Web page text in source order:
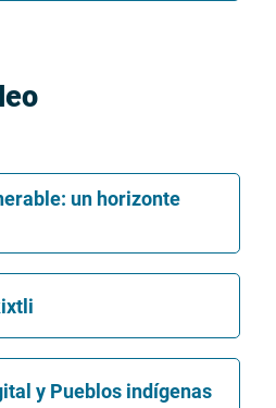
un horizonte
y Pueblos indígenas